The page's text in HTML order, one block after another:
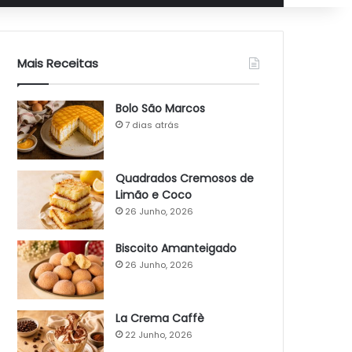
Mais Receitas
Bolo São Marcos
7 dias atrás
Quadrados Cremosos de
Limão e Coco
26 Junho, 2026
Biscoito Amanteigado
26 Junho, 2026
La Crema Caffè
22 Junho, 2026